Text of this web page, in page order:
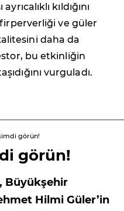
kıldığını
ve güler
daha da
bu etkinliğin
vurguladı.
görün!
görün!
Büyükşehir
Hilmi Güler’in